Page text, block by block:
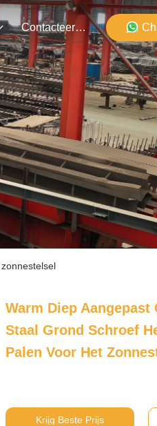
Contacteer Ons
Warm Diep Aangepast
Staal Grond Schroef
Palen Voor Het
Krijg Beste Prijs